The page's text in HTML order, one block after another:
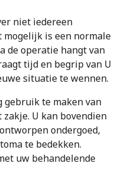
niet iedereen
is een normale
de operatie hangt van
tijd en begrip van U
situatie te wennen.
gebruik te maken van
U kan bovendien
ondergoed,
te bedekken.
uw behandelende